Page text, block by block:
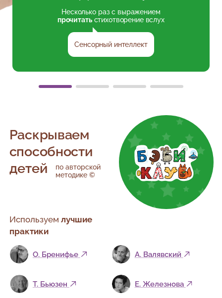
Несколько раз с выражением
прочитатьстихотворение вслух
Сенсорный интеллект
Раскрываем
способности
детей
по авторской
методике ©
Используем лучшие
практики
О. Бренифье
Е. Железнова
Т. Бьюзен
А. Валявский